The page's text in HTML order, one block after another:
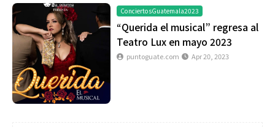
ConciertosGuatemala2023
“Querida el musical” regresa al
Teatro Lux en mayo 2023
puntoguate.com Apr 20, 2023